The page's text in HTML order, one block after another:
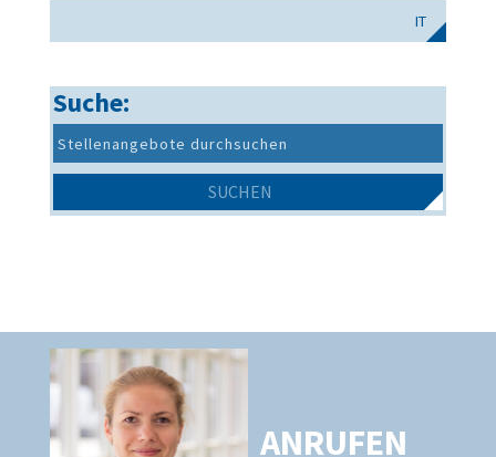
IT
Suche:
ANRUFEN